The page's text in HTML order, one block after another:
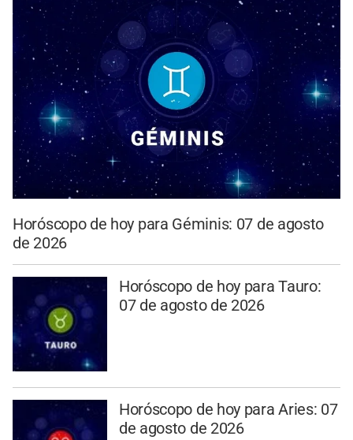
Horóscopo de hoy para Géminis: 07 de agosto
de 2026
Horóscopo de hoy para Tauro:
07 de agosto de 2026
Horóscopo de hoy para Aries: 07
de agosto de 2026